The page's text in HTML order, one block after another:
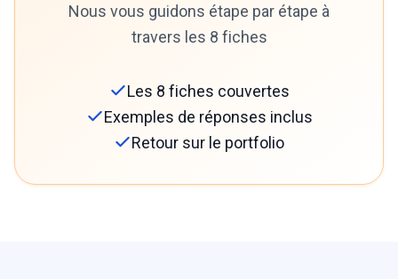
Nous vous guidons étape par étape à
travers les 8 fiches
Les 8 fiches couvertes
Exemples de réponses inclus
Retour sur le portfolio